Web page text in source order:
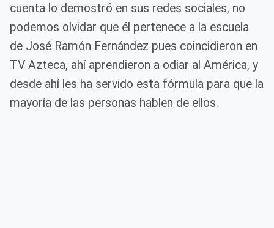
cuenta lo demostró en sus redes sociales, no
podemos olvidar que él pertenece a la escuela
de José Ramón Fernández pues coincidieron en
TV Azteca, ahí aprendieron a odiar al América, y
desde ahí les ha servido esta fórmula para que la
mayoría de las personas hablen de ellos.